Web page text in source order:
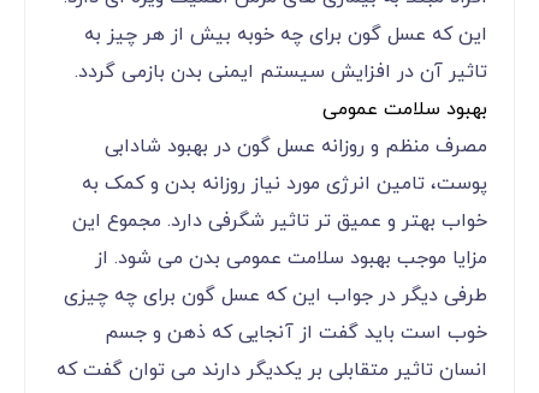
این که عسل گون برای چه خوبه بیش از هر چیز به
تاثیر آن در افزایش سیستم ایمنی بدن بازمی گردد.
بهبود سلامت عمومی
مصرف منظم و روزانه عسل گون در بهبود شادابی
پوست، تامین انرژی مورد نیاز روزانه بدن و کمک به
خواب بهتر و عمیق تر تاثیر شگرفی دارد. مجموع این
مزایا موجب بهبود سلامت عمومی بدن می شود. از
طرفی دیگر در جواب این که عسل گون برای چه چیزی
خوب است باید گفت از آنجایی که ذهن و جسم
انسان تاثیر متقابلی بر یکدیگر دارند می توان گفت که